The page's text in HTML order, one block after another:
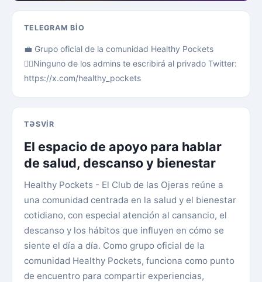
TELEGRAM BIO
💼 Grupo oficial de la comunidad Healthy Pockets
🙅‍♂️Ninguno de los admins te escribirá al privado Twitter:
https://x.com/healthy_pockets
TƏSVIR
El espacio de apoyo para hablar
de salud, descanso y bienestar
Healthy Pockets - El Club de las Ojeras reúne a
una comunidad centrada en la salud y el bienestar
cotidiano, con especial atención al cansancio, el
descanso y los hábitos que influyen en cómo se
siente el día a día. Como grupo oficial de la
comunidad Healthy Pockets, funciona como punto
de encuentro para compartir experiencias,